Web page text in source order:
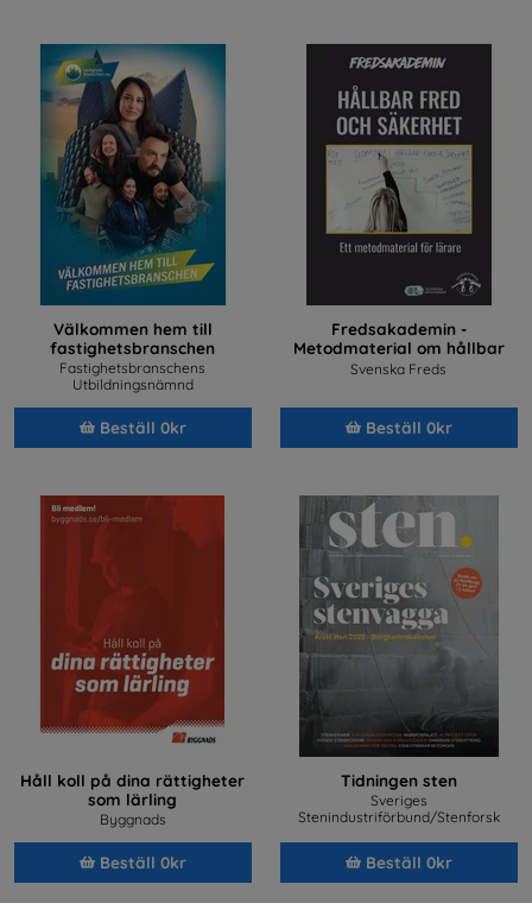
Välkommen hem till
fastighetsbranschen
Fastighetsbranschens
Utbildningsnämnd
Beställ 0kr
Fredsakademin -
Metodmaterial om hållbar
fred och säkerhet
Svenska Freds
Beställ 0kr
Håll koll på dina rättigheter
som lärling
Byggnads
Beställ 0kr
Tidningen sten
Sveriges
Stenindustriförbund/Stenforsk
Beställ 0kr